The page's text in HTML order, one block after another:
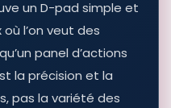
un D-pad simple et
l’on veut des
panel d’actions
la précision et la
pas la variété des